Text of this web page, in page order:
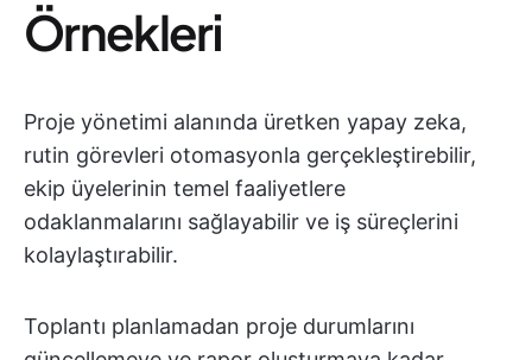
Örnekleri
Proje yönetimi alanında üretken yapay zeka,
rutin görevleri otomasyonla gerçekleştirebilir,
ekip üyelerinin temel faaliyetlere
odaklanmalarını sağlayabilir ve iş süreçlerini
kolaylaştırabilir.
Toplantı planlamadan proje durumlarını